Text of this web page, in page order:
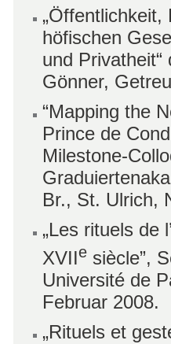
höfischen
und
Gönner,
“Mapping the
Prince de
Milestone-
Br., St. Ulrich,
„Les rituels de
XVIIe siècle”,
Université de
Februar 2008.
„Rituels et